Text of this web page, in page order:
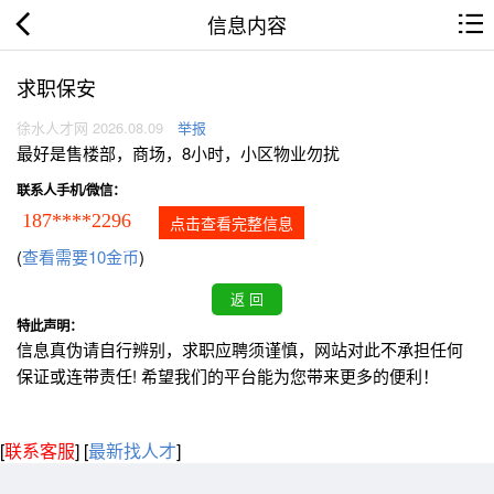
信息内容
求职保安
徐水人才网 2026.08.09 举报
最好是售楼部，商场，8小时，小区物业勿扰
联系人手机/微信：
187****2296 点击查看完整信息
(查看需要10金币)
特此声明：
信息真伪请自行辨别，求职应聘须谨慎，网站对此不承担任何
保证或连带责任! 希望我们的平台能为您带来更多的便利！
[联系客服] [最新找人才]